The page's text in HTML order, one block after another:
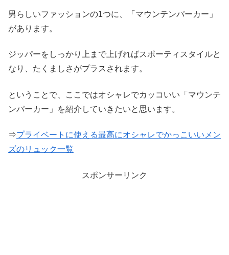
男らしいファッションの1つに、「マウンテンパーカー」
があります。
ジッパーをしっかり上まで上げればスポーティスタイルと
なり、たくましさがプラスされます。
ということで、ここではオシャレでカッコいい「マウンテ
ンパーカー」を紹介していきたいと思います。
⇒プライベートに使える最高にオシャレでかっこいいメン
ズのリュック一覧
スポンサーリンク